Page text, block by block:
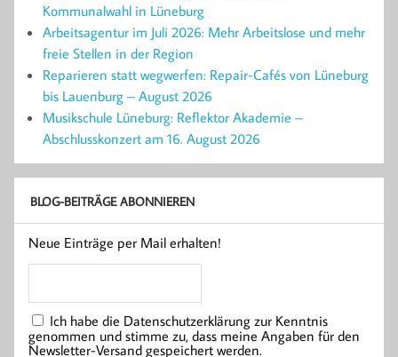
Kommunalwahl in Lüneburg
Arbeitsagentur im Juli 2026: Mehr Arbeitslose und mehr
freie Stellen in der Region
Reparieren statt wegwerfen: Repair-Cafés von Lüneburg
bis Lauenburg – August 2026
Musikschule Lüneburg: Reflektor Akademie –
Abschlusskonzert am 16. August 2026
BLOG-BEITRÄGE ABONNIEREN
Neue Einträge per Mail erhalten!
Ich habe die Datenschutzerklärung zur Kenntnis
genommen und stimme zu, dass meine Angaben für den
Newsletter-Versand gespeichert werden.